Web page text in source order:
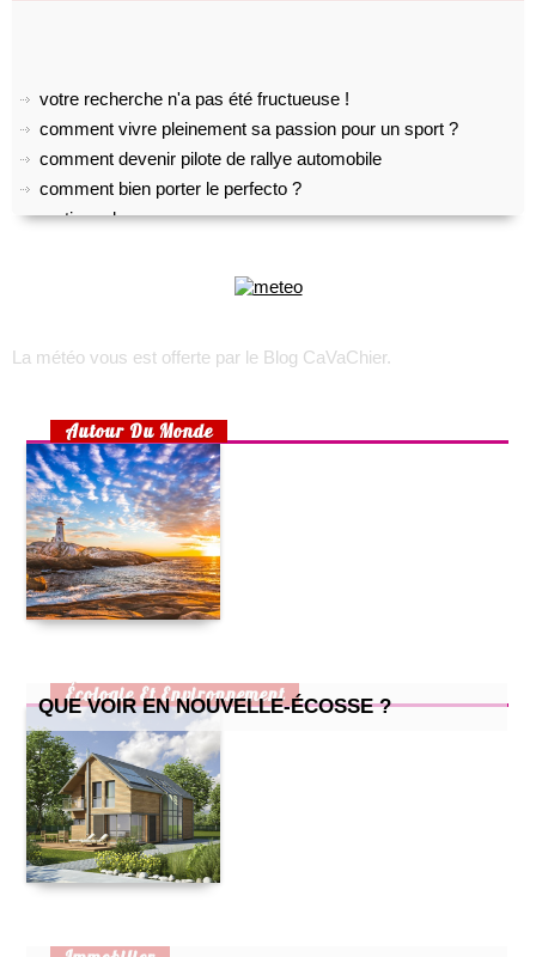
votre recherche n'a pas été fructueuse !
comment vivre pleinement sa passion pour un sport ?
comment devenir pilote de rallye automobile
comment bien porter le perfecto ?
pratiquer le yoga
choisir son appareil photo numérique
trek : comment faire pour recruter une équipe locale ?
rhumatisme, arthrose ou arthrite ?
choisir un lit pour son bébé
préparer un lit douillet pour son bébé
aménager une chambre d’enfant pour 2 enfants
la maison écologique
cuisine pour enfants : 2 recettes simples et efficaces
petite cuisine : nos astuces !
comment prendre soin de son chat quand il attend des petits
comment bien aménager un bureau chez soi ?
La météo vous est offerte par le Blog CaVaChier.
Autour Du Monde
QUE VOIR EN NOUVELLE-ÉCOSSE ?
Écologie Et Environnement